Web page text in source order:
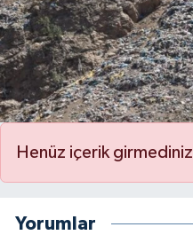
Henüz içerik girmediniz
Yorumlar